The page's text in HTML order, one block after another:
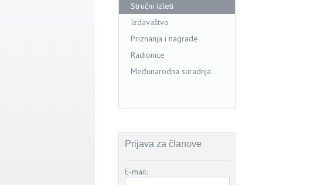
Stručni izleti
Izdavaštvo
Priznanja i nagrade
Radionice
Međunarodna suradnja
Prijava za članove
E-mail: